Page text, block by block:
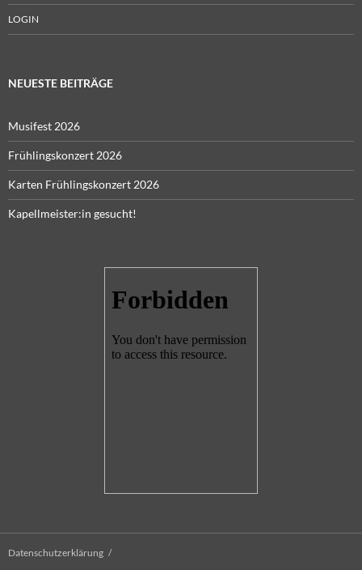
LOGIN
NEUESTE BEITRÄGE
Musifest 2026
Frühlingskonzert 2026
Karten Frühlingskonzert 2026
Kapellmeister:in gesucht!
Datenschutzerklärung